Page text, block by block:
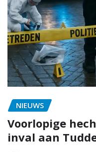
NIEUWS
Voorlopige
inval aan